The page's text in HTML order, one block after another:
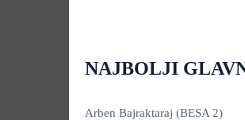
NAJBOLJI
Arben Bajraktaraj (BESA 2)